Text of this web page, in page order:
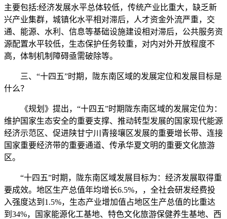
主要包括:经济发展水平总体较低，传统产业比重大，缺乏新
兴产业集群，城镇化水平相对滞后，人才资金外流严重，交
通、能源、水利、信息等基础设施建设相对滞后，公共服务资
源配置水平较低，生态保护任务较重，对内对外开放程度不
高，体制机制障碍亟需破除等。
三、“十四五”时期，陇东南区域的发展定位和发展目标是
什么？
《规划》提出，“十四五”时期陇东南区域的发展定位为：
维护国家生态安全的重要支撑、推动转型发展的国家现代能源
经济示范区、促进陕甘宁川青接壤区发展的重要增长带、连接
国家重要经济带的重要通道、传承华夏文明的重要文化旅游
区。
“十四五”时期，陇东南区域发展目标为：经济发展取得重
要成效。地区生产总值年均增长6.5%，，全社会研发经费投
入强度达到1.5%，生态产业增加值占地区生产总值的比重达
到34%，国家能源化工基地、特色文化旅游保健养生基地、西